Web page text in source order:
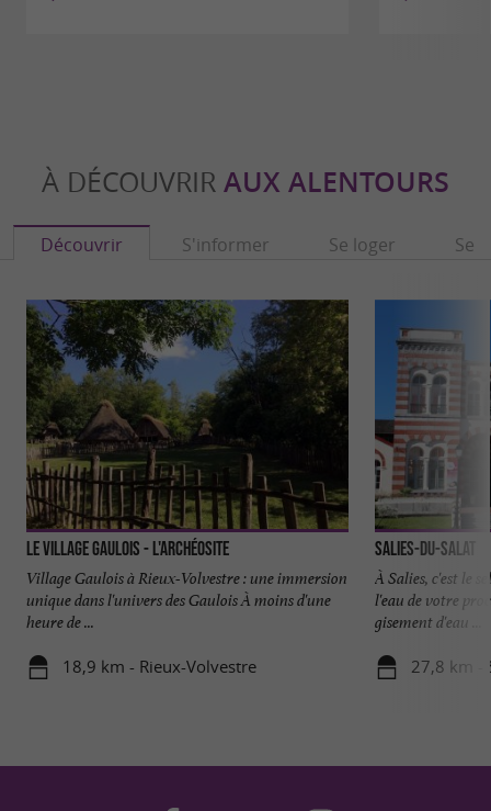
À DÉCOUVRIR AUX ALENTOURS
Découvrir S'informer Se loger Se
Le Village Gaulois - L'Archéosite
Village Gaulois à Rieux-Volvestre : une immersion
unique dans l'univers des Gaulois À moins d'une
heure de ...
18,9 km - Rieux-Volvestre
Salies-du-Salat
À Salies, c'est le
l'eau de votre
gisement d'eau ...
27,8 km -